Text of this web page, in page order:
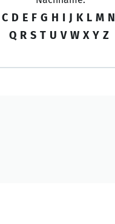
C D E F G H I J K L M N
Q R S T U V W X Y Z